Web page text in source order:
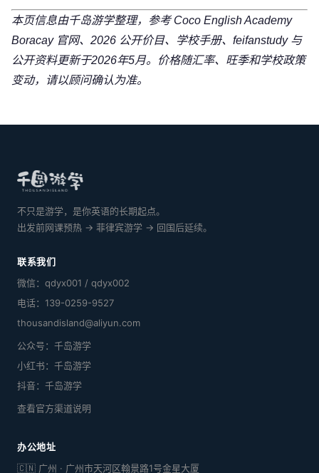
本页信息由千岛游学整理，参考 Coco English Academy
Boracay 官网、2026 公开价目、学校手册、feifanstudy 与
公开资料更新于2026年5月。价格随汇率、旺季和学校政策
变动，请以顾问确认为准。
不只是游学，是你英语的长期起点。
出发前网课预热 → 菲律宾游学 → 回国后延续。
联系我们
微信：qdyx001 / qdyx002
电话：139-0259-9527
thousandisland@aliyun.com
公众号：千岛游学
小红书：千岛游学
抖音：千岛游学
查看官方渠道说明
办公地址
🇨🇳 广州 · 广州市天河区翰景路1号金星大厦